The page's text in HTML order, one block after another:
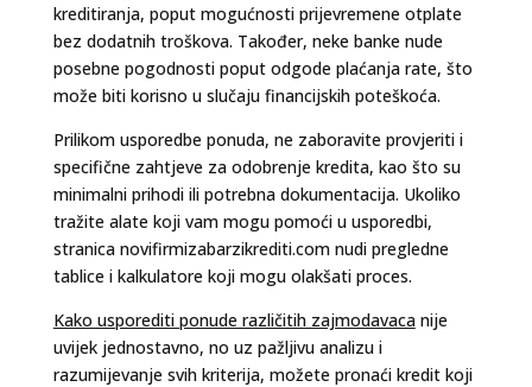
kreditiranja, poput mogućnosti prijevremene otplate
bez dodatnih troškova. Također, neke banke nude
posebne pogodnosti poput odgode plaćanja rate, što
može biti korisno u slučaju financijskih poteškoća.
Prilikom usporedbe ponuda, ne zaboravite provjeriti i
specifične zahtjeve za odobrenje kredita, kao što su
minimalni prihodi ili potrebna dokumentacija. Ukoliko
tražite alate koji vam mogu pomoći u usporedbi,
stranica novifirmizabarzikrediti.com nudi pregledne
tablice i kalkulatore koji mogu olakšati proces.
Kako usporediti ponude različitih zajmodavacanije
uvijek jednostavno, no uz pažljivu analizu i
razumijevanje svih kriterija, možete pronaći kredit koji